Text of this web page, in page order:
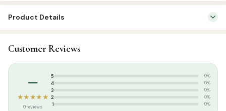
Product Details
Categories: Aqeedah,Tamil Islamic Books
Tags:
Customer Reviews
–
★★★★★
0 reviews
5 0%
4 0%
3 0%
2 0%
1 0%